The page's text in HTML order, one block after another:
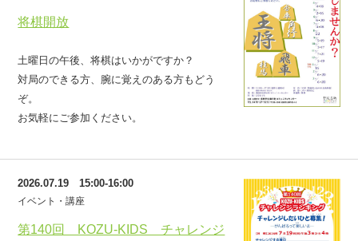
将棋開放
土曜日の午後、将棋はいかがですか？
対局のできる方、腕に覚えのある方もどう
ぞ。
お気軽にご参加ください。
第140回 KOZU-KIDS チャレンジ
2026.07.19 15:00-16:00
イベント・講座